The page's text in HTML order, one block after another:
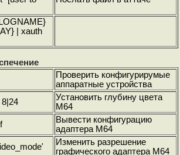
| xauth
Проверить конфигурирумые
аппаратные устройства
Установить глубину цвета
M64
Вывести конфигурацию
адаптера M64
Изменить разрешение
графического адаптера M64